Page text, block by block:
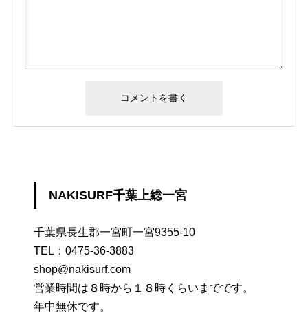
NAKISURF千葉上総一宮
千葉県長生郡一宮町一宮9355-10
TEL： 0475-36-3883
shop@nakisurf.com
営業時間は８時から１８時くらいまでです。
年中無休です。